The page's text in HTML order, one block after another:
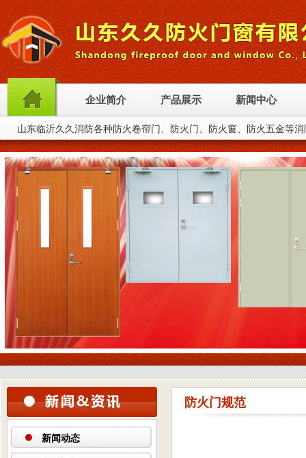
企业简介 产品展示 新闻中心
山东临沂久久消防各种防火卷帘门、防火门、防火窗、防火五金等
新闻动态
防火门规范